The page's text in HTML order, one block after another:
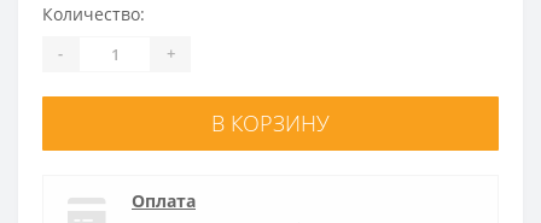
Количество:
- +
В КОРЗИНУ
Оплата